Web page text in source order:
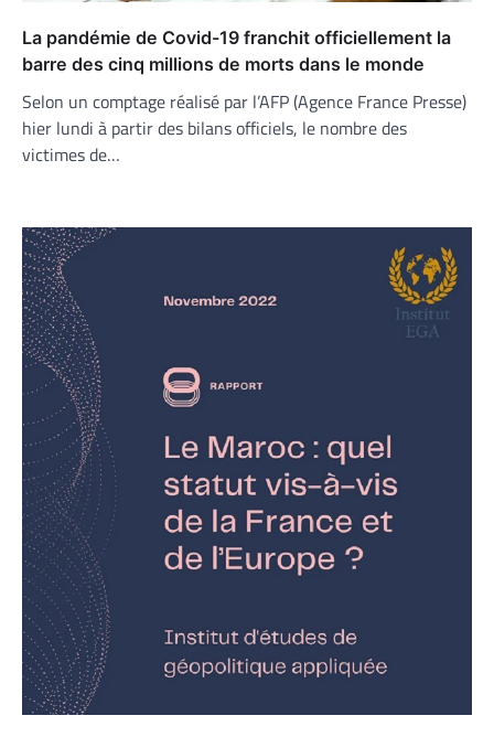
La pandémie de Covid-19 franchit officiellement la
barre des cinq millions de morts dans le monde
Selon un comptage réalisé par l’AFP (Agence France Presse)
hier lundi à partir des bilans officiels, le nombre des
victimes de…